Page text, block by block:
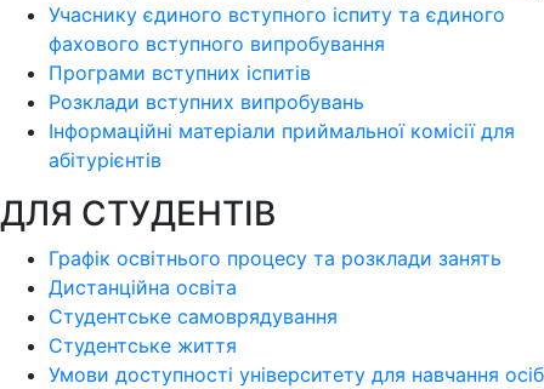
Учаснику єдиного вступного іспиту та єдиного
фахового вступного випробування
Програми вступних іспитів
Розклади вступних випробувань
Інформаційні матеріали приймальної комісії для
абітурієнтів
ДЛЯ СТУДЕНТІВ
Графік освітнього процесу та розклади занять
Дистанційна освіта
Студентське самоврядування
Студентське життя
Умови доступності університету для навчання осіб